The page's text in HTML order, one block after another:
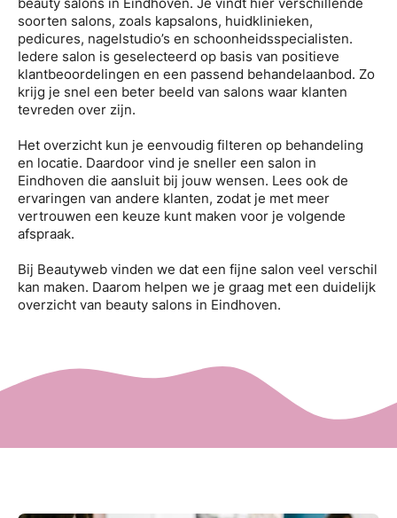
beauty salons in Eindhoven. Je vindt hier verschillende
soorten salons, zoals kapsalons, huidklinieken,
pedicures, nagelstudio’s en schoonheidsspecialisten.
Iedere salon is geselecteerd op basis van positieve
klantbeoordelingen en een passend behandelaanbod. Zo
krijg je snel een beter beeld van salons waar klanten
tevreden over zijn.
Het overzicht kun je eenvoudig filteren op behandeling
en locatie. Daardoor vind je sneller een salon in
Eindhoven die aansluit bij jouw wensen. Lees ook de
ervaringen van andere klanten, zodat je met meer
vertrouwen een keuze kunt maken voor je volgende
afspraak.
Bij Beautyweb vinden we dat een fijne salon veel verschil
kan maken. Daarom helpen we je graag met een duidelijk
overzicht van beauty salons in Eindhoven.